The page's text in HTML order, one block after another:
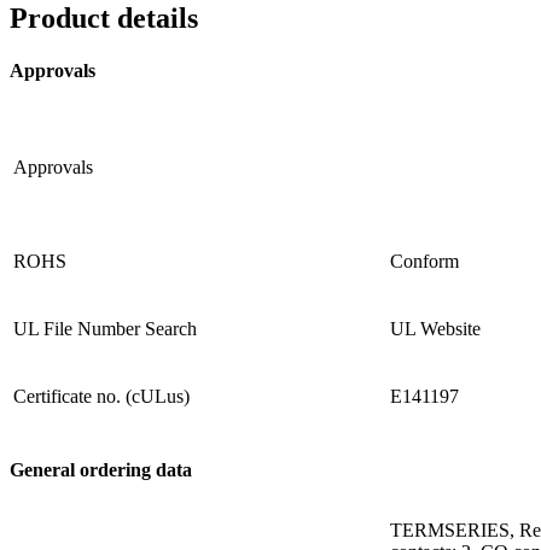
Product details
Approvals
Approvals
ROHS Conform
UL File Number Search UL Website
Certificate no. (cULus) E141197
General ordering data
TERMSERIES,